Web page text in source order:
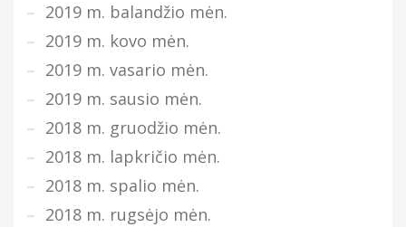
2019 m. balandžio mėn.
2019 m. kovo mėn.
2019 m. vasario mėn.
2019 m. sausio mėn.
2018 m. gruodžio mėn.
2018 m. lapkričio mėn.
2018 m. spalio mėn.
2018 m. rugsėjo mėn.